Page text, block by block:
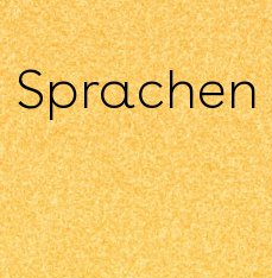
Sprachen